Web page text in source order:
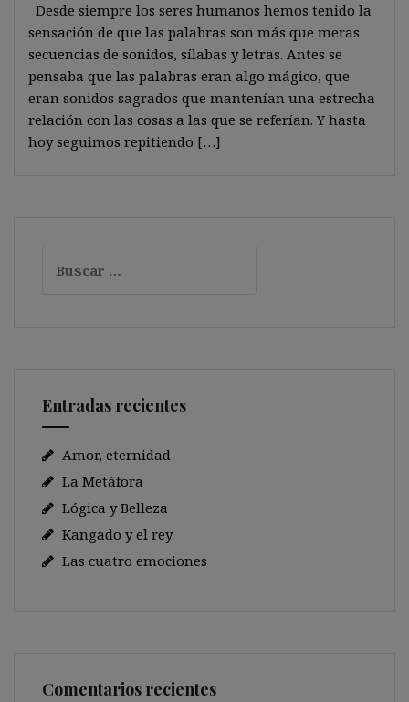
Desde siempre los seres humanos hemos tenido la
sensación de que las palabras son más que meras
secuencias de sonidos, sílabas y letras. Antes se
pensaba que las palabras eran algo mágico, que
eran sonidos sagrados que mantenían una estrecha
relación con las cosas a las que se referían. Y hasta
hoy seguimos repitiendo […]
Entradas recientes
Amor, eternidad
La Metáfora
Lógica y Belleza
Kangado y el rey
Las cuatro emociones
Comentarios recientes